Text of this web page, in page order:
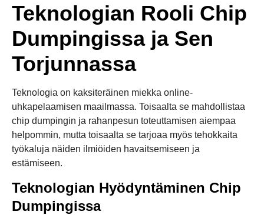
Teknologian Rooli Chip
Dumpingissa ja Sen
Torjunnassa
Teknologia on kaksiteräinen miekka online-
uhkapelaamisen maailmassa. Toisaalta se mahdollistaa
chip dumpingin ja rahanpesun toteuttamisen aiempaa
helpommin, mutta toisaalta se tarjoaa myös tehokkaita
työkaluja näiden ilmiöiden havaitsemiseen ja
estämiseen.
Teknologian Hyödyntäminen Chip
Dumpingissa